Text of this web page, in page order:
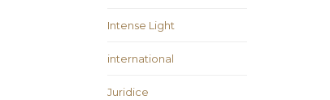
Intense Light
international
Juridice